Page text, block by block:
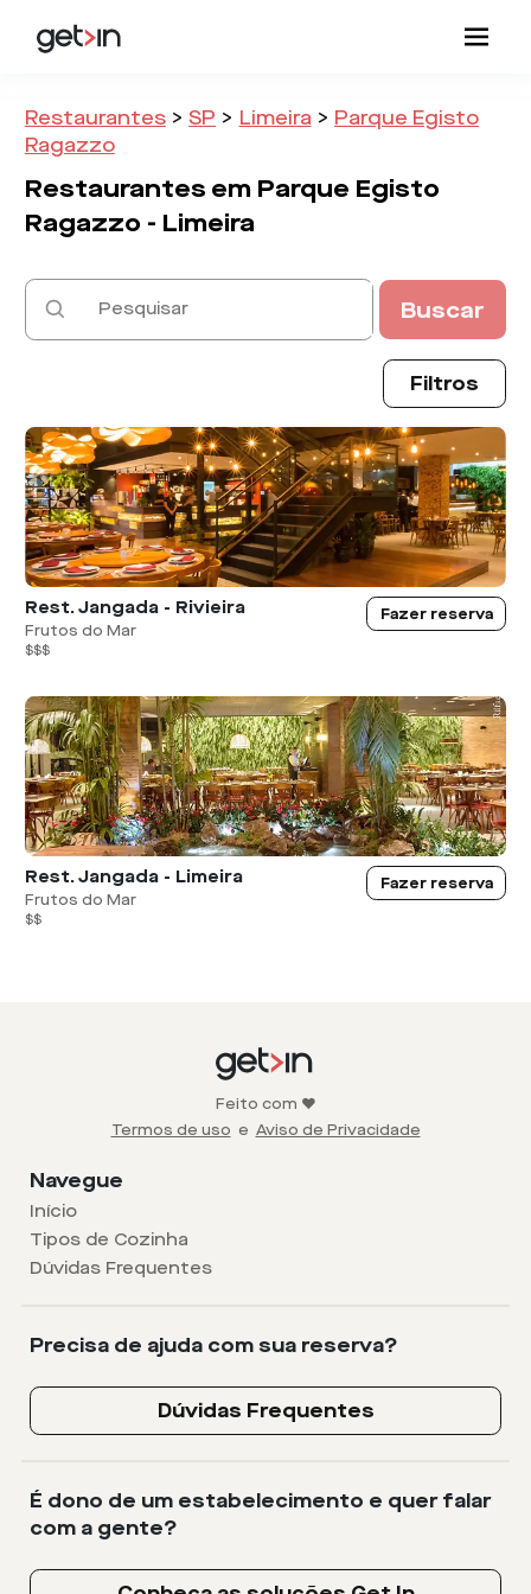
Restaurantes > SP > Limeira > Parque Egisto
Ragazzo
Restaurantes em Parque Egisto
Ragazzo - Limeira
Buscar
Filtros
Rest. Jangada - Rivieira
Frutos do Mar
$$$
Fazer reserva
Rest. Jangada - Limeira
Frutos do Mar
$$
Fazer reserva
Feito com ❤️
Termos de uso e Aviso de Privacidade
Navegue
Início
Tipos de Cozinha
Dúvidas Frequentes
Precisa de ajuda com sua reserva?
Dúvidas Frequentes
É dono de um estabelecimento e quer falar
com a gente?